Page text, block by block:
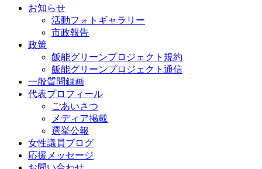
お知らせ
活動フォトギャラリー
市政報告
政策
飯能グリーンプロジェクト規約
飯能グリーンプロジェクト通信
一般質問録画
代表プロフィール
ごあいさつ
メディア掲載
選挙公報
女性議員ブログ
応援メッセージ